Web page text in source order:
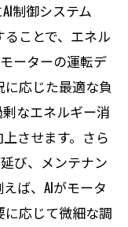
制御システム
ことで、エネル
ーターの運転デ
応じた最適な負
なエネルギー消
させます。さら
び、メンテナン
ば、AIがモータ
応じて微細な調